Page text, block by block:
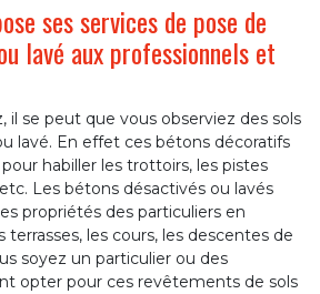
ses services de pose de
lavé aux professionnels et
il se peut que vous observiez des sols
lavé. En effet ces bétons décoratifs
habiller les trottoirs, les pistes
Les bétons désactivés ou lavés
propriétés des particuliers en
terrasses, les cours, les descentes de
soyez un particulier ou des
opter pour ces revêtements de sols